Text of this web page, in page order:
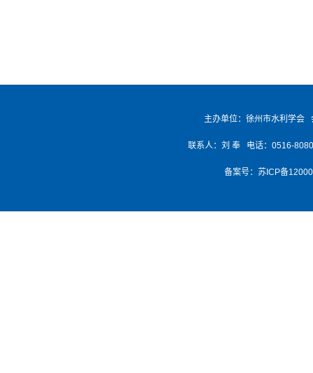
主办单位：徐州市水利学会
联系人：刘 奉 电话：0516-
备案号： 苏ICP备